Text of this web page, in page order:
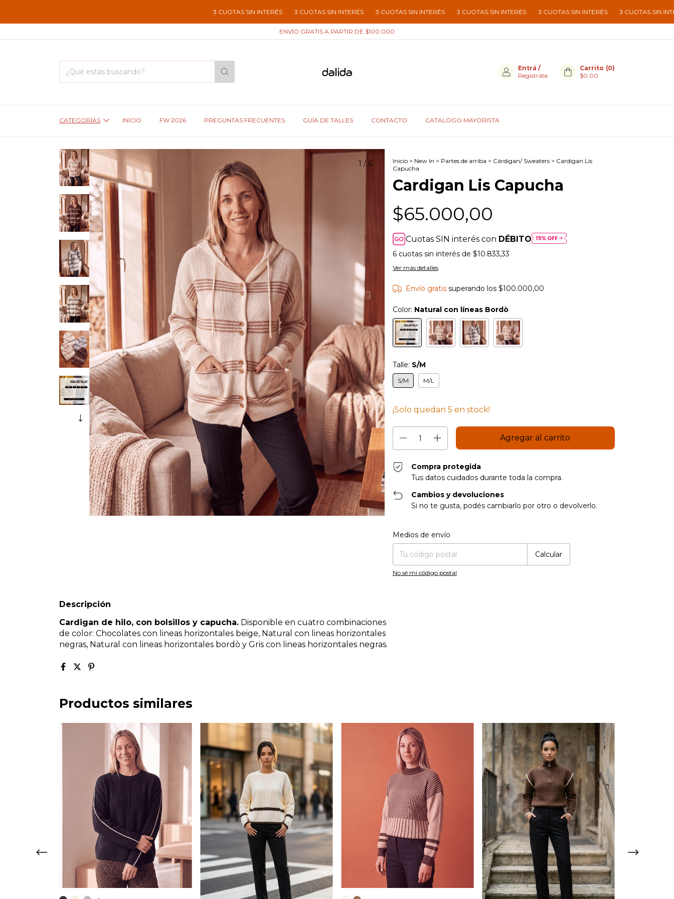
3 CUOTAS SIN INTERÉS 3 CUOTAS SIN INTERÉS 3 CUOTAS SIN INTERÉS 3 CUOTAS SIN INTERÉS 3 CUOTAS SIN INTERÉS 3 CUOTAS SIN INTERÉS 3
ENVÍO GRATIS A PARTIR DE $100.000
Entrá /
Registráte
Carrito (0)
$0,00
CATEGORÍAS INICIO FW 2026 PREGUNTAS FRECUENTES GUÍA DE TALLES CONTACTO CATALOGO MAYORISTA
1 / 6 Inicio > New In > Partes de arriba > Cárdigan/ Sweaters > Cardigan Lis
Capucha
Cardigan Lis Capucha
$65.000,00
Cuotas SIN interés con DÉBITO
6 cuotas sin interés de $10.833,33
Ver más detalles
Envío gratis superando los$100.000,00
Color: Natural con líneas Bordò
Talle: S/M
S/M M/L
¡Solo quedan 5 en stock!
Compra protegida
Tus datos cuidados durante toda la compra.
Cambios y devoluciones
Si no te gusta, podés cambiarlo por otro o devolverlo.
Entregas para el CP:
Medios de envío
Calcular
No sé mi código postal
Descripción
Cardigan de hilo, con bolsillos y capucha. Disponible en cuatro combinaciones
de color: Chocolates con lineas horizontales beige, Natural con lineas horizontales
negras, Natural con lineas horizontales bordò y Gris con lineas horizontales negras.
Productos similares